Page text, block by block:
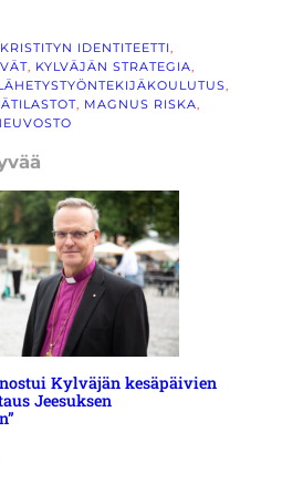
KRISTITYN IDENTITEETTI
, KYLVÄJÄN STRATEGIA
, MAGNUS RISKA
Kylväjän kesäpäivien
Jeesuksen